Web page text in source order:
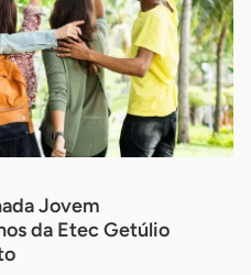
Jovem
da Etec Getúlio